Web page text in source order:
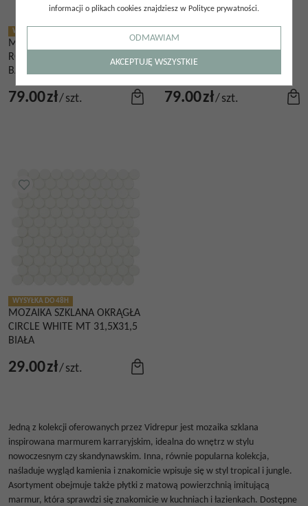
WYSYŁKA DO 48H
MOZAIKA SZKLANA NATURE
ROYAL MALLA 31,5X31,5
BASENOWA NIEBIESKA
79.00zł/szt.
MOZAIKA SZKLANA NATURE
SKY MALLA 31,5X31,5
79.00zł/szt.
WYSYŁKA DO 48H
MOZAIKA SZKLANA OKRĄGŁA
CIRCLE WHITE MT 31,5X31,5
BIAŁA
29.00zł/szt.
Jedną z kolekcji oferowanych przez Vidrepur jest mozaika szklana
inspirowana marmurem karraryjskim, idealna do wnętrz w stylu
nowoczesnym czy skandynawskim. Inna, równie popularna kolekcja,
naśladuje wygląd kamienia i znakomicie wpisuje się w styl tropical i jungle.
Asortyment obejmuje także płytki z matową powierzchnią imitującą
marmur, która sprawdzi się znakomicie w kuchniach i łazienkach. Dostępne
informacji o plikach cookies znajdziesz w Polityce prywatności.
ODMAWIAM
AKCEPTUJĘ WSZYSTKIE